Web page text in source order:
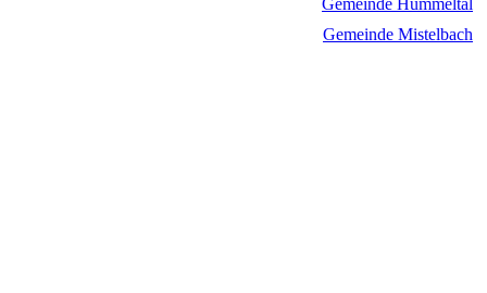
Gemeinde Hummeltal
Gemeinde Mistelbach